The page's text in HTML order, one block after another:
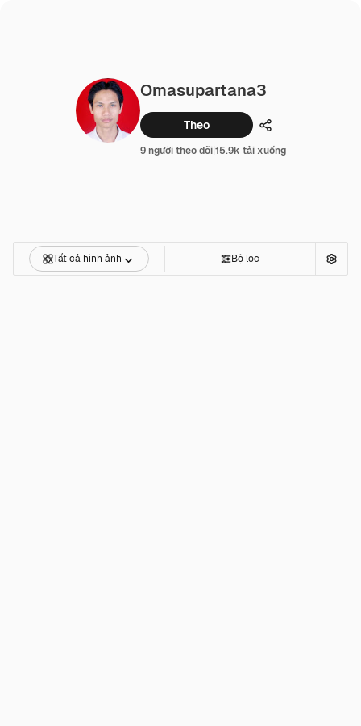
Omasupartana3
Theo Chia sẻ
9 người theo dõi|15.9k tải xuống
Tất cả hình ảnh Bộ lọc